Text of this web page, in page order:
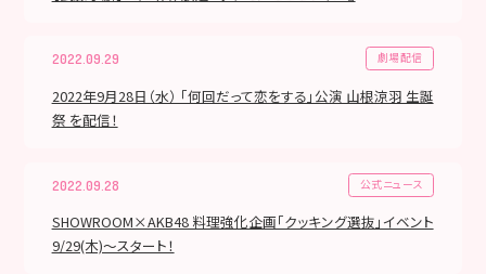
2022.09.29 劇場配信
2022年9月28日（水） 「何回だって恋をする」公演 山根涼羽 生誕
祭 を配信！
2022.09.28 公式ニュース
SHOWROOM×AKB48 料理強化企画「クッキング選抜」イベント
9/29(木)〜スタート！